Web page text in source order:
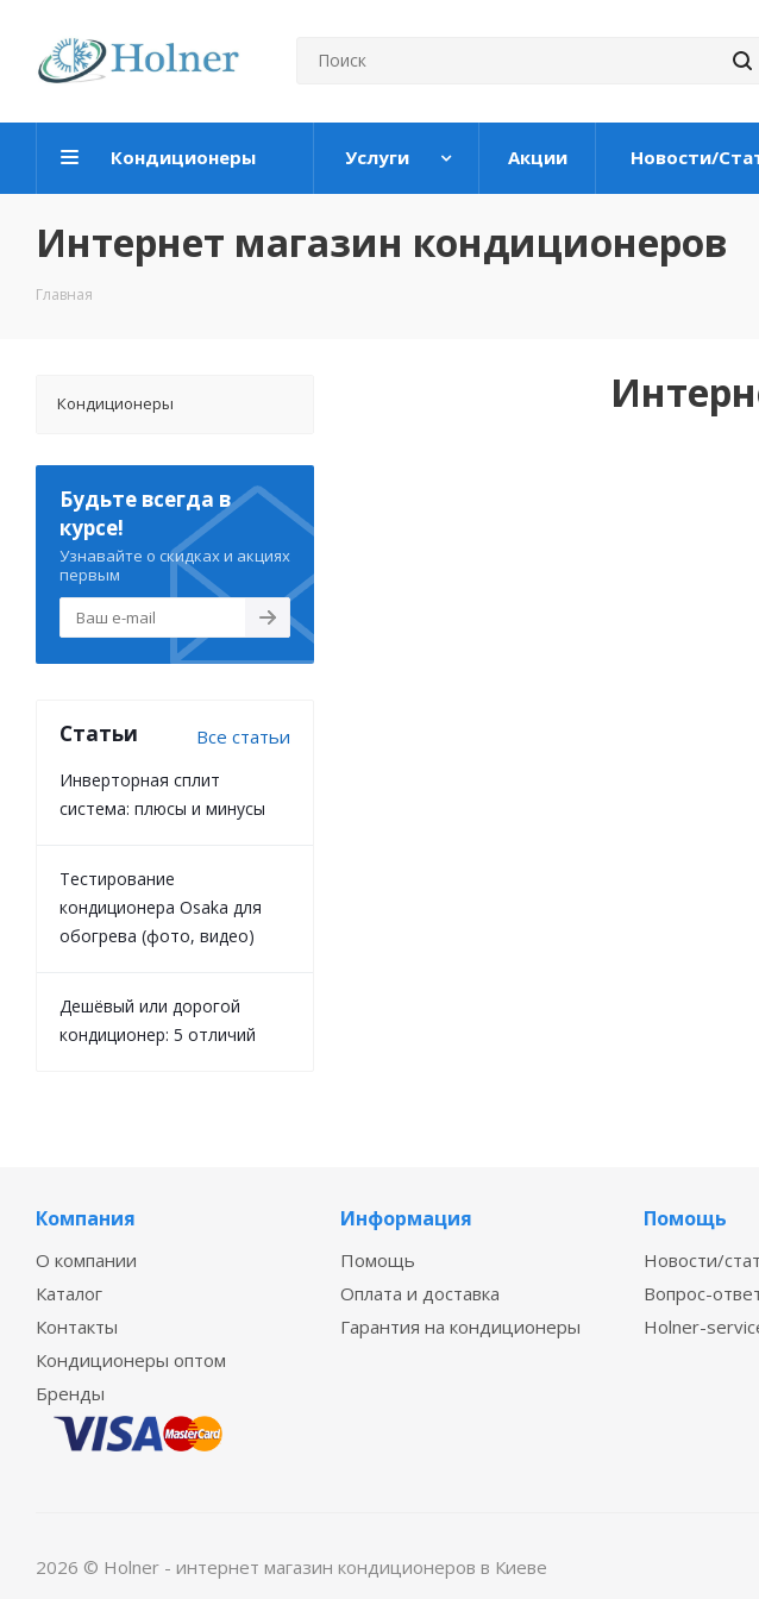
Кондиционеры Услуги Акции Новости/
Интернет магазин кондиционеров
Главная
Кондиционеры
Будьте всегда в
курсе!
Узнавайте о скидках и акциях
первым
Статьи Все статьи
Инверторная сплит
система: плюсы и минусы
Тестирование
кондиционера Osaka для
обогрева (фото, видео)
Дешёвый или дорогой
кондиционер: 5 отличий
Компания
О компании
Каталог
Контакты
Кондиционеры оптом
Бренды
Информация
Помощь
Оплата и доставка
Гарантия на кондиционеры
Помощь
Новости/
Вопрос-
Holner-
2026 © Holner - интернет магазин кондиционеров в Киеве